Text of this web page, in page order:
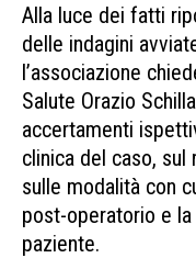
Alla luce dei fatti
delle indagini
l’associazione
Salute Orazio
accertamenti
clinica del caso,
sulle modalità con
post-operatorio e
paziente.